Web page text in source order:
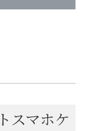
スマホケ